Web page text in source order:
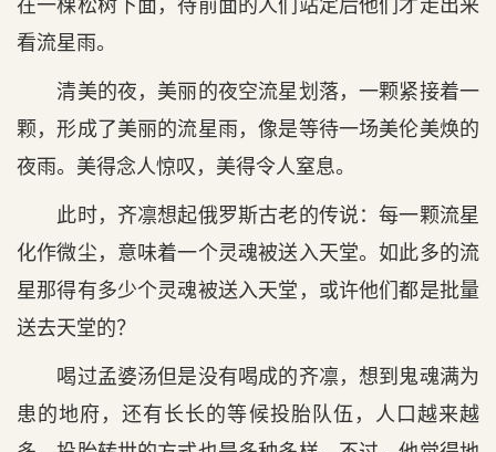
看流星雨。
清美的夜，美丽的夜空流星划落，一颗紧接着一
颗，形成了美丽的流星雨，像是等待一场美伦美焕的
夜雨。美得念人惊叹，美得令人窒息。
此时，齐凛想起俄罗斯古老的传说：每一颗流星
化作微尘，意味着一个灵魂被送入天堂。如此多的流
星那得有多少个灵魂被送入天堂，或许他们都是批量
送去天堂的？
喝过孟婆汤但是没有喝成的齐凛，想到鬼魂满为
患的地府，还有长长的等候投胎队伍，人口越来越